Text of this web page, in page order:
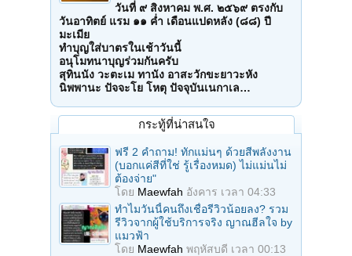
วันที่ ๙ สิงหาคม พ.ศ. ๒๕๖๙ ตรงกับ
วันอาทิตย์ แรม ๑๑ ค่ำ เดือนแปดหลัง (๘๘) ปี
มะเมีย
ทำบุญใส่บาตรในเช้าวันนี้
อนุโมทนาบุญร่วมกันครับ
สุทินนัง วะตะเม ทานัง อาสะวักขะยาวะหัง
นิพพานะ ปัจจะโย โหตุ ปัจจุบันเนกาเล…
กระทู้ที่น่าสนใจ
ฟรี 2 คำถาม! ทักแม่นๆ ด้วยสีพลังงาน
(บอกแค่สีที่ใช่ รู้เรื่องหมด) ไม่แม่นไม่
ต้องจ่าย"
โดย Maewfah อังคาร เวลา 04:33
ทำไมวันนี้คนถึงเชื่อรีวิวน้อยลง? รวม
รีวิวจากผู้ใช้บริการจริง ญาณฮีลใจ by
แมวฟ้า
โดย Maewfah พฤหัสบดี เวลา 00:13